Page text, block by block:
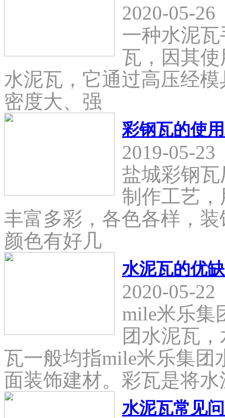
2020-05-26
一种水泥
瓦，因其
水泥瓦，它通过高压经
密度大、强
彩钢瓦的使
2019-05-23
盐城彩钢
制作工艺
丰富多彩，各色各样，
颜色有好几
水泥瓦的优
2020-05-22
mile米乐集
团水泥瓦
瓦一般均指mile米乐集团
面装饰建材。彩瓦是将
水泥瓦常见